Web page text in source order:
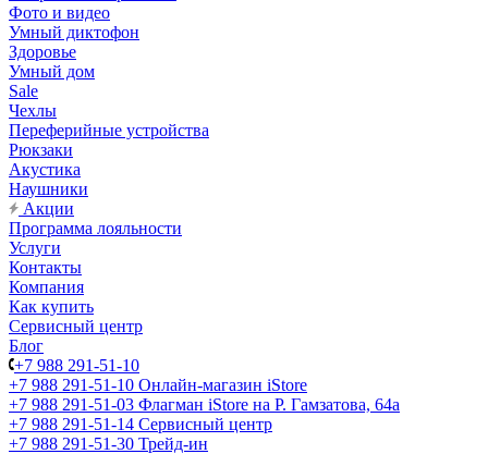
Фото и видео
Умный диктофон
Здоровье
Умный дом
Sale
Чехлы
Переферийные устройства
Рюкзаки
Акустика
Наушники
Акции
Программа лояльности
Услуги
Контакты
Компания
Как купить
Сервисный центр
Блог
+7 988 291-51-10
+7 988 291-51-10 Онлайн-магазин iStore
+7 988 291-51-03 Флагман iStore на Р. Гамзатова, 64а
+7 988 291-51-14 Сервисный центр
+7 988 291-51-30 Трейд-ин